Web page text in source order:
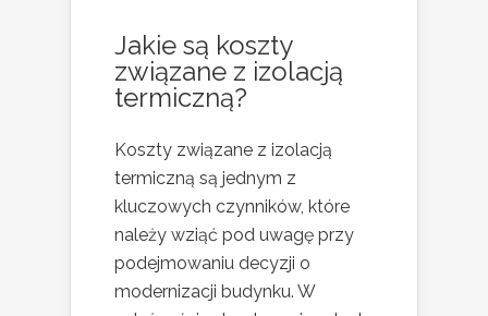
Jakie są koszty
związane z izolacją
termiczną?
Koszty związane z izolacją
termiczną są jednym z
kluczowych czynników, które
należy wziąć pod uwagę przy
podejmowaniu decyzji o
modernizacji budynku. W